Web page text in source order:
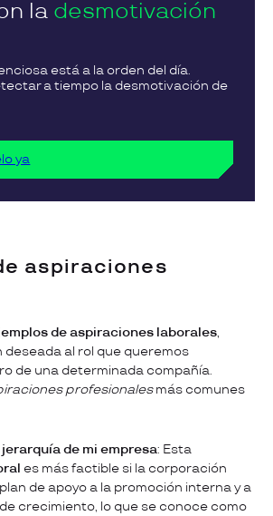
la desmotivación
está a la orden del día.
a tiempo la desmotivación de
ya
aspiraciones
de aspiraciones laborales,
deseada al rol que queremos
de una determinada compañía.
profesionalesmás comunes
de mi empresa: Esta
es más factible si la corporación
de apoyo a la promoción interna y a
crecimiento, lo que se conoce como